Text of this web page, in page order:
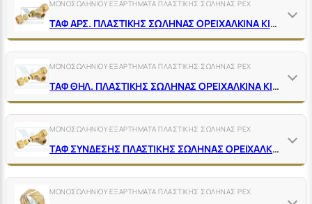
ΜΟΝΟΣΩΛΗΝΙΟΥ ΕΞΑΡΤΗΜΑΤΑ ΠΛΑΣΤΙΚΗΣ ΣΩΛΗΝΑΣ ΡΕΧ
ΤΑΦ ΑΡΣ. ΠΛΑΣΤΙΚΗΣ ΣΩΛΗΝΑΣ ΟΡΕΙΧΑΛΚΙΝΑ ΚΙΤΡΙΝΑ
ΜΟΝΟΣΩΛΗΝΙΟΥ ΕΞΑΡΤΗΜΑΤΑ ΠΛΑΣΤΙΚΗΣ ΣΩΛΗΝΑΣ ΡΕΧ
ΤΑΦ ΘΗΛ. ΠΛΑΣΤΙΚΗΣ ΣΩΛΗΝΑΣ ΟΡΕΙΧΑΛΚΙΝΑ ΚΙΤΡΙΝΑ
ΜΟΝΟΣΩΛΗΝΙΟΥ ΕΞΑΡΤΗΜΑΤΑ ΠΛΑΣΤΙΚΗΣ ΣΩΛΗΝΑΣ ΡΕΧ
ΤΑΦ ΣΥΝΔΕΣΗΣ ΠΛΑΣΤΙΚΗΣ ΣΩΛΗΝΑΣ ΟΡΕΙΧΑΛΚΙΝΑ ΚΙΤΡΙΝΑ
ΜΟΝΟΣΩΛΗΝΙΟΥ ΕΞΑΡΤΗΜΑΤΑ ΠΛΑΣΤΙΚΗΣ ΣΩΛΗΝΑΣ ΡΕΧ